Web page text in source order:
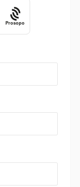
Prosopo